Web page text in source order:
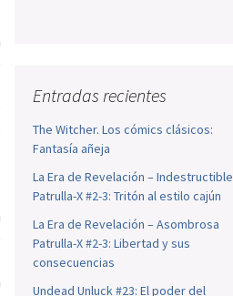
Entradas recientes
The Witcher. Los cómics clásicos:
Fantasía añeja
La Era de Revelación – Indestructible
Patrulla-X #2-3: Tritón al estilo cajún
La Era de Revelación – Asombrosa
Patrulla-X #2-3: Libertad y sus
consecuencias
Undead Unluck #23: El poder del